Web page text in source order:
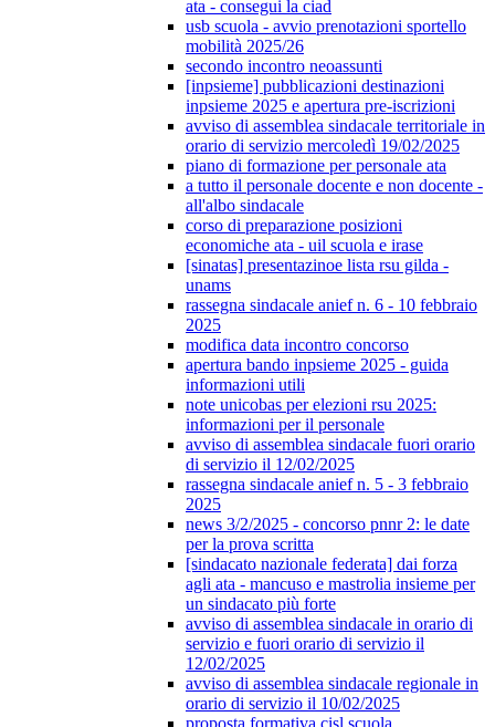
ata - consegui la ciad
usb scuola - avvio prenotazioni sportello
mobilità 2025/26
secondo incontro neoassunti
[inpsieme] pubblicazioni destinazioni
inpsieme 2025 e apertura pre-iscrizioni
avviso di assemblea sindacale territoriale in
orario di servizio mercoledì 19/02/2025
piano di formazione per personale ata
a tutto il personale docente e non docente -
all'albo sindacale
corso di preparazione posizioni
economiche ata - uil scuola e irase
[sinatas] presentazinoe lista rsu gilda -
unams
rassegna sindacale anief n. 6 - 10 febbraio
2025
modifica data incontro concorso
apertura bando inpsieme 2025 - guida
informazioni utili
note unicobas per elezioni rsu 2025:
informazioni per il personale
avviso di assemblea sindacale fuori orario
di servizio il 12/02/2025
rassegna sindacale anief n. 5 - 3 febbraio
2025
news 3/2/2025 - concorso pnnr 2: le date
per la prova scritta
[sindacato nazionale federata] dai forza
agli ata - mancuso e mastrolia insieme per
un sindacato più forte
avviso di assemblea sindacale in orario di
servizio e fuori orario di servizio il
12/02/2025
avviso di assemblea sindacale regionale in
orario di servizio il 10/02/2025